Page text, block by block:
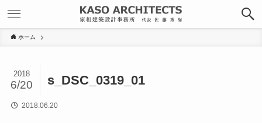
ホーム
s_DSC_0319_01
2018
6/20
2018.06.20